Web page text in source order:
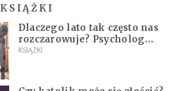
KSIĄŻKI
Dlaczego lato tak często nas
rozczarowuje? Psycholog
wyjaśnia, skąd bierze się presja
KSIĄŻKI